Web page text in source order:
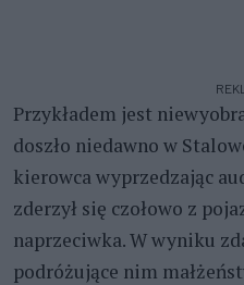
Przykładem jest
doszło niedawno w
kierowca wyprzedzając
zderzył się czołowo z
naprzeciwka. W wyniku
podróżujące nim